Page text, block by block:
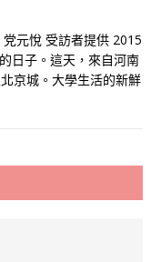
元悅 受訪者提供 2015
日子。這天，來自河南
京城。大學生活的新鮮